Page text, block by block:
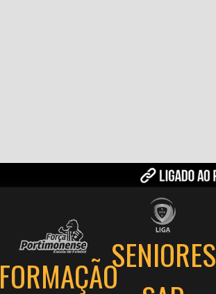
FORMAÇÃO
SENIORES